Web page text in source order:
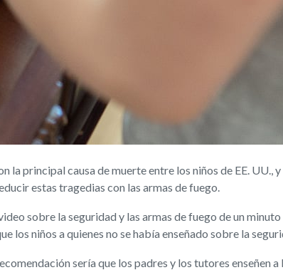
principal causa de muerte entre los niños de EE. UU.,
estas tragedias con las armas de fuego.
sobre la seguridad y las armas de fuego de un
los niños a quienes no se había enseñado sobre la
sería que los padres y los tutores enseñen